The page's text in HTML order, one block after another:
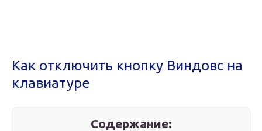
Как отключить кнопку Виндовс на
клавиатуре
Содержание: